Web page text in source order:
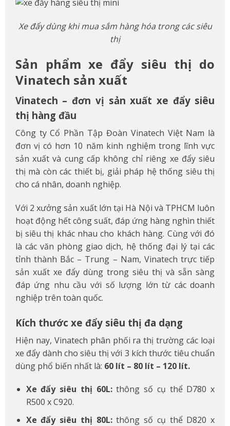
Xe đẩy dùng khi mua sắm hàng hóa trong các siêu
thị
Sản phẩm xe đẩy siêu thị do
Vinatech sản xuất
Vinatech – đơn vị sản xuất xe đẩy siêu
thị hàng đầu
Công ty Cổ Phần Tập Đoàn Vinatech Việt Nam là
đơn vị có hơn 10 năm kinh nghiệm trong lĩnh vực
sản xuất và cung cấp không chỉ riêng xe đẩy siêu
thị mà còn các thiết bị, giải pháp hệ thống siêu thị
cho cá nhân, doanh nghiệp.
Với 2 xưởng sản xuất lớn tại Hà Nội và TPHCM luôn
hoạt động hết công suất, đáp ứng hàng nghìn thiết
bị siêu thị khác nhau cho khách hàng. Cùng với đó
là các văn phòng giao dịch, hệ thống đại lý tại các
tỉnh thành Bắc – Trung – Nam, Vinatech trực tiếp
sản xuất xe đẩy dùng trong siêu thị và sẵn sàng
đáp ứng nhu cầu với số lượng lớn từ các doanh
nghiệp trên toàn quốc.
Kích thước xe đẩy siêu thị đa dạng
Hiện nay, Vinatech phân phối ra thị trường các loại
xe đẩy dành cho siêu thị với 3 kích thước tiêu chuẩn
dùng phổ biến nhất là: 60 lít – 80 lít – 120 lít.
Xe đẩy siêu thị 60L:thông số cụ thể D780 x
R500 x C920.
Xe đẩy siêu thị 80L:thông số cụ thể D820 x